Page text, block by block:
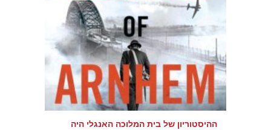
ההיסטוריון של בית המלוכה האנגלי היה